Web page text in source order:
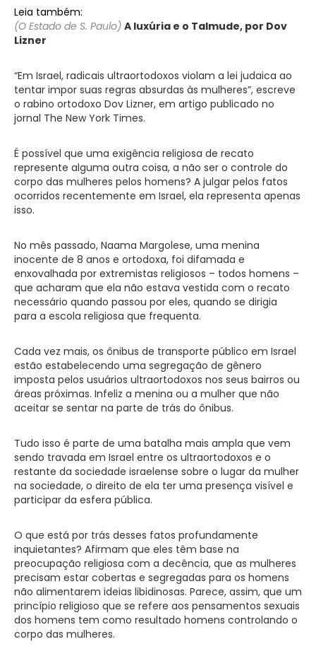
Leia também:
(O Estado de S. Paulo) A luxúria e o Talmude, por Dov
Lizner
“Em Israel, radicais ultraortodoxos violam a lei judaica ao
tentar impor suas regras absurdas às mulheres”, escreve
o rabino ortodoxo Dov Lizner, em artigo publicado no
jornal The New York Times.
É possível que uma exigência religiosa de recato
represente alguma outra coisa, a não ser o controle do
corpo das mulheres pelos homens? A julgar pelos fatos
ocorridos recentemente em Israel, ela representa apenas
isso.
No mês passado, Naama Margolese, uma menina
inocente de 8 anos e ortodoxa, foi difamada e
enxovalhada por extremistas religiosos – todos homens –
que acharam que ela não estava vestida com o recato
necessário quando passou por eles, quando se dirigia
para a escola religiosa que frequenta.
Cada vez mais, os ônibus de transporte público em Israel
estão estabelecendo uma segregação de gênero
imposta pelos usuários ultraortodoxos nos seus bairros ou
áreas próximas. Infeliz a menina ou a mulher que não
aceitar se sentar na parte de trás do ônibus.
Tudo isso é parte de uma batalha mais ampla que vem
sendo travada em Israel entre os ultraortodoxos e o
restante da sociedade israelense sobre o lugar da mulher
na sociedade, o direito de ela ter uma presença visível e
participar da esfera pública.
O que está por trás desses fatos profundamente
inquietantes? Afirmam que eles têm base na
preocupação religiosa com a decência, que as mulheres
precisam estar cobertas e segregadas para os homens
não alimentarem ideias libidinosas. Parece, assim, que um
princípio religioso que se refere aos pensamentos sexuais
dos homens tem como resultado homens controlando o
corpo das mulheres.